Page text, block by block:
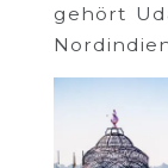
gehört